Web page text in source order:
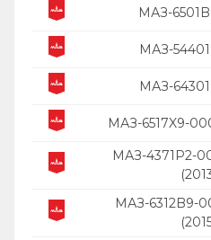
МАЗ-
МАЗ-
МАЗ-
МАЗ-6517X9-
МАЗ-4371P2-
МАЗ-6312B9-